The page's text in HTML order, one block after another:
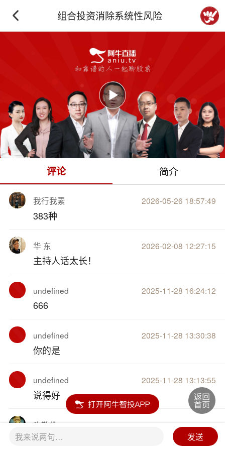
组合投资消除系统性风险
评论 简介
我行我素 2026-05-26 18:57:49
383种
华 东 2026-02-08 12:27:15
主持人话太长！
undefined 2025-11-28 16:24:12
666
undefined 2025-11-28 13:30:38
你的是
undefined 2025-11-28 13:13:55
说得好
弥勒佛 2025-09-11 16:32:04
8
我来说两句… 发送